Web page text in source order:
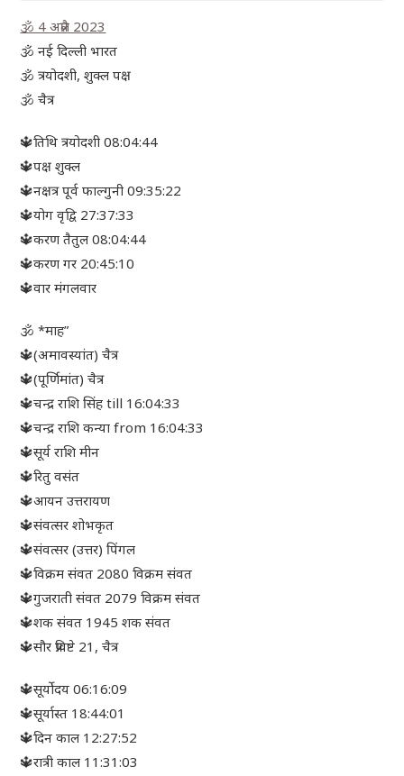
🕉 4 अप्रैल 2023
🕉 नई दिल्ली भारत
🕉 त्रयोदशी, शुक्ल पक्ष
🕉 चैत्र
🔱तिथि त्रयोदशी 08:04:44
🔱पक्ष शुक्ल
🔱नक्षत्र पूर्व फाल्गुनी 09:35:22
🔱योग वृद्वि 27:37:33
🔱करण तैतुल 08:04:44
🔱करण गर 20:45:10
🔱वार मंगलवार
🕉 *माह”
🔱(अमावस्यांत) चैत्र
🔱(पूर्णिमांत) चैत्र
🔱चन्द्र राशि सिंह till 16:04:33
🔱चन्द्र राशि कन्या from 16:04:33
🔱सूर्य राशि मीन
🔱रितु वसंत
🔱आयन उत्तरायण
🔱संवत्सर शोभकृत
🔱संवत्सर (उत्तर) पिंगल
🔱विक्रम संवत 2080 विक्रम संवत
🔱गुजराती संवत 2079 विक्रम संवत
🔱शक संवत 1945 शक संवत
🔱सौर प्रविष्टे 21, चैत्र
🔱सूर्योदय 06:16:09
🔱सूर्यास्त 18:44:01
🔱दिन काल 12:27:52
🔱रात्री काल 11:31:03